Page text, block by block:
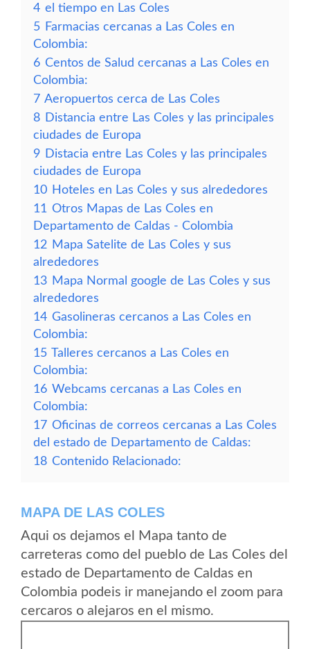
4 el tiempo en Las Coles
5 Farmacias cercanas a Las Coles en
Colombia:
6 Centos de Salud cercanas a Las Coles en
Colombia:
7 Aeropuertos cerca de Las Coles
8 Distancia entre Las Coles y las principales
ciudades de Europa
9 Distacia entre Las Coles y las principales
ciudades de Europa
10 Hoteles en Las Coles y sus alrededores
11 Otros Mapas de Las Coles en
Departamento de Caldas - Colombia
12 Mapa Satelite de Las Coles y sus
alrededores
13 Mapa Normal google de Las Coles y sus
alrededores
14 Gasolineras cercanos a Las Coles en
Colombia:
15 Talleres cercanos a Las Coles en
Colombia:
16 Webcams cercanas a Las Coles en
Colombia:
17 Oficinas de correos cercanas a Las Coles
del estado de Departamento de Caldas:
18 Contenido Relacionado:
MAPA DE LAS COLES
Aqui os dejamos el Mapa tanto de
carreteras como del pueblo de Las Coles del
estado de Departamento de Caldas en
Colombia podeis ir manejando el zoom para
cercaros o alejaros en el mismo.